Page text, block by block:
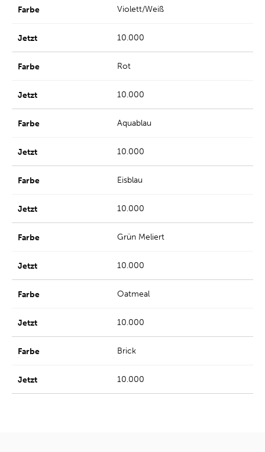
Violett/Weiß
10.000
Rot
10.000
Aquablau
10.000
Eisblau
10.000
Grün Meliert
10.000
Oatmeal
10.000
Brick
10.000